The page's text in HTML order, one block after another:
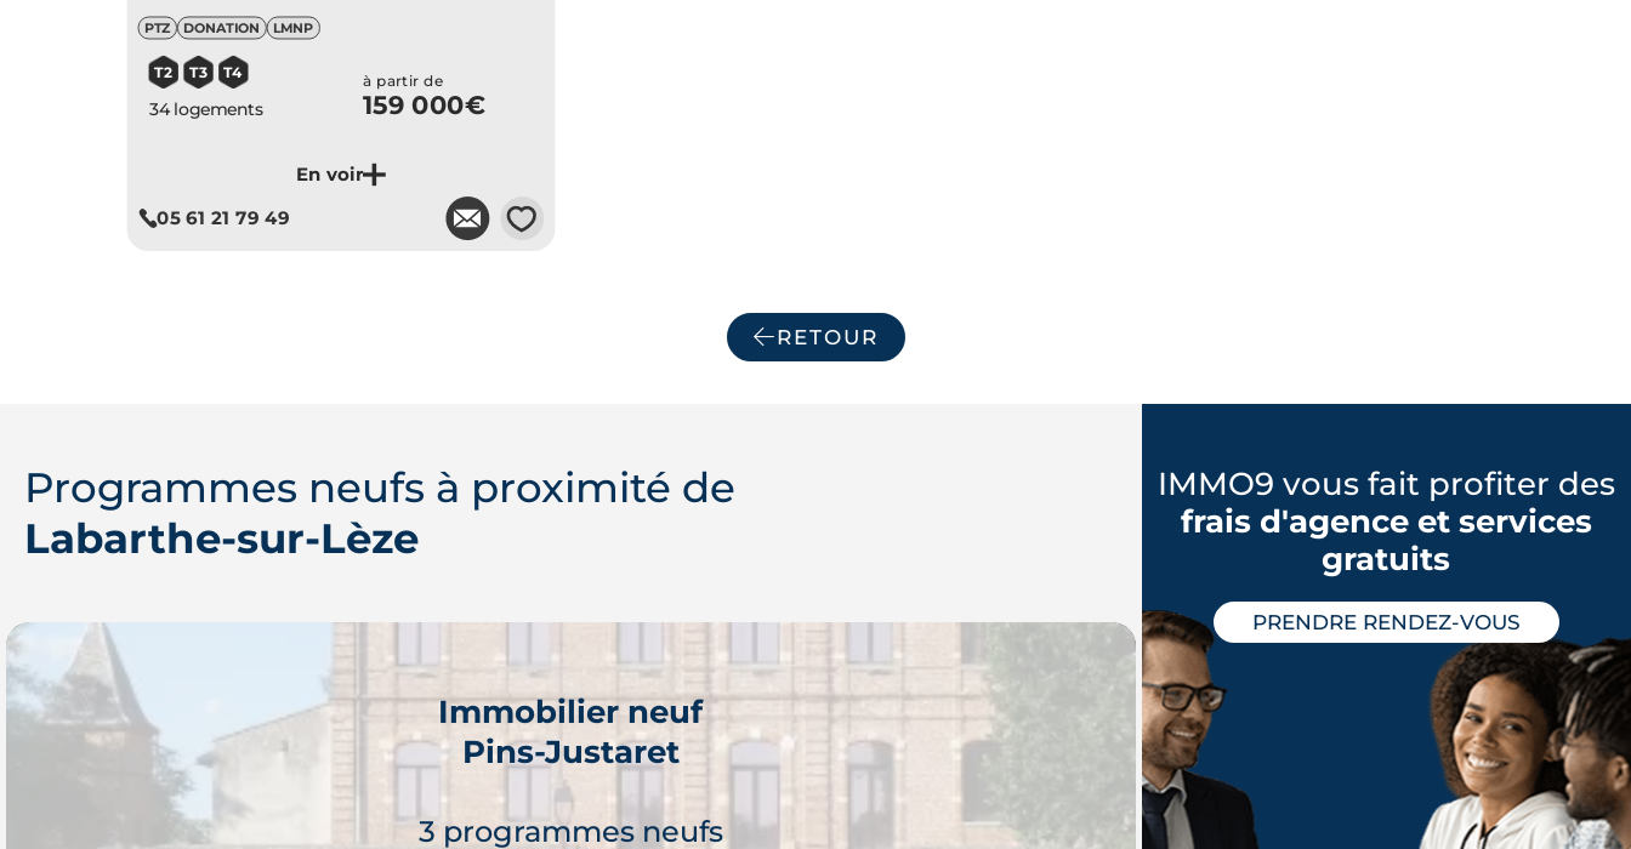
Je découvre ce programme
PTZ DONATION LMNP
T2 T3 T4
34 logements
à partir de
159 000€
05 61 21 79 49 💗
RETOUR
Programmes neufs à proximité de
Labarthe-sur-Lèze
Immobilier neuf
Pins-Justaret
3 programmes neufs
IMMO9 vous fait profiter des
frais d'agence et services
gratuits
PRENDRE RENDEZ-VOUS